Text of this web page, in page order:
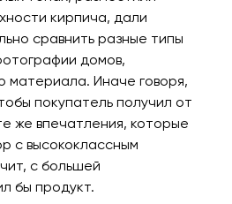
кирпича, дали
сравнить разные типы
домов,
материала. Иначе говоря,
покупатель получил от
же впечатления, которые
с высококлассным
с большей
бы продукт.